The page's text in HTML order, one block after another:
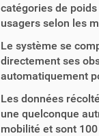
catégories de
usagers selon les
Le système se
directement ses
automatiquement
Les données
une quelconque
mobilité et sont